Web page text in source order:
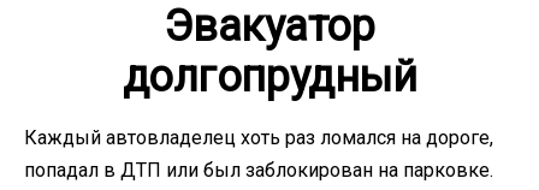
Эвакуатор
долгопрудный
Каждый автовладелец хоть раз ломался на дороге,
попадал в ДТП или был заблокирован на парковке.